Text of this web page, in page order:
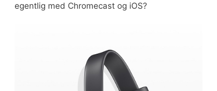
egentlig med Chromecast og iOS?